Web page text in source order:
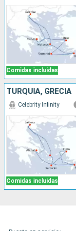
Comidas incluidas
TURQUÍA, GRECIA
Comidas incluidas
Celebrity Infinity